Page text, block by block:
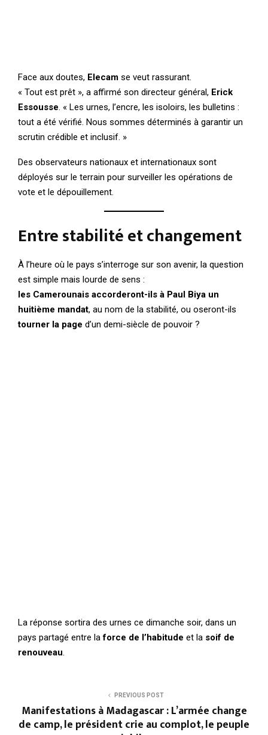
Face aux doutes, Elecam se veut rassurant.
« Tout est prêt », a affirmé son directeur général, Erick
Essousse. « Les urnes, l’encre, les isoloirs, les bulletins :
tout a été vérifié. Nous sommes déterminés à garantir un
scrutin crédible et inclusif. »
Des observateurs nationaux et internationaux sont
déployés sur le terrain pour surveiller les opérations de
vote et le dépouillement.
Entre stabilité et changement
À l’heure où le pays s’interroge sur son avenir, la question
est simple mais lourde de sens :
les Camerounais accorderont-ils à Paul Biya un
huitième mandat, au nom de la stabilité, ou oseront-ils
tourner la page d’un demi-siècle de pouvoir ?
La réponse sortira des urnes ce dimanche soir, dans un
pays partagé entre laforce de l’habitude et la soif de
renouveau
PREVIOUS POST
Manifestations à Madagascar : L’armée change
de camp, le président crie au complot, le peuple